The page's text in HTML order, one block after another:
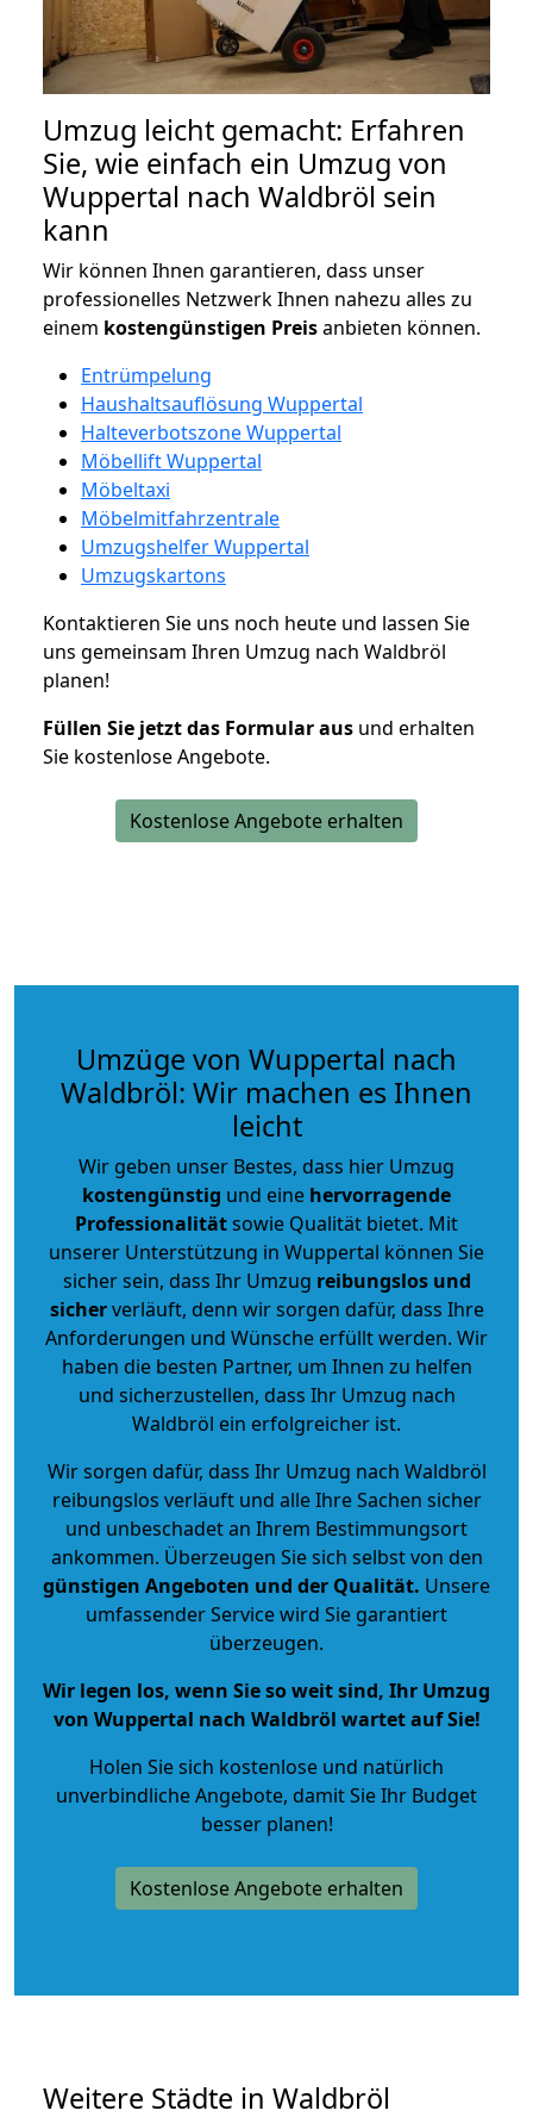
Umzug leicht gemacht: Erfahren
Sie, wie einfach ein Umzug von
Wuppertal nach Waldbröl sein
kann
Wir können Ihnen garantieren, dass unser
professionelles Netzwerk Ihnen nahezu alles zu
einem kostengünstigen Preisanbieten können.
Entrümpelung
Haushaltsauflösung Wuppertal
Halteverbotszone Wuppertal
Möbellift Wuppertal
Möbeltaxi
Möbelmitfahrzentrale
Umzugshelfer Wuppertal
Umzugskartons
Kontaktieren Sie uns noch heute und lassen Sie
uns gemeinsam Ihren Umzug nach Waldbröl
planen!
Füllen Sie jetzt das Formular aus und erhalten
Sie kostenlose Angebote.
Kostenlose Angebote erhalten
Umzüge von Wuppertal nach
Waldbröl: Wir machen es Ihnen
leicht
Wir geben unser Bestes, dass hier Umzug
kostengünstig und eine hervorragende
Professionalitätsowie Qualität bietet. Mit
unserer Unterstützung in Wuppertal können Sie
sicher sein, dass Ihr Umzug reibungslos und
sicherverläuft, denn wir sorgen dafür, dass Ihre
Anforderungen und Wünsche erfüllt werden. Wir
haben die besten Partner, um Ihnen zu helfen
und sicherzustellen, dass Ihr Umzug nach
Waldbröl ein erfolgreicher ist.
Wir sorgen dafür, dass Ihr Umzug nach Waldbröl
reibungslos verläuft und alle Ihre Sachen sicher
und unbeschadet an Ihrem Bestimmungsort
ankommen. Überzeugen Sie sich selbst von den
günstigen Angeboten und der Qualität. Unsere
umfassender Service wird Sie garantiert
überzeugen.
Wir legen los, wenn Sie so weit sind, Ihr Umzug
von Wuppertal nach Waldbröl wartet auf Sie!
Holen Sie sich kostenlose und natürlich
unverbindliche Angebote, damit Sie Ihr Budget
besser planen!
Kostenlose Angebote erhalten
Weitere Städte in Waldbröl